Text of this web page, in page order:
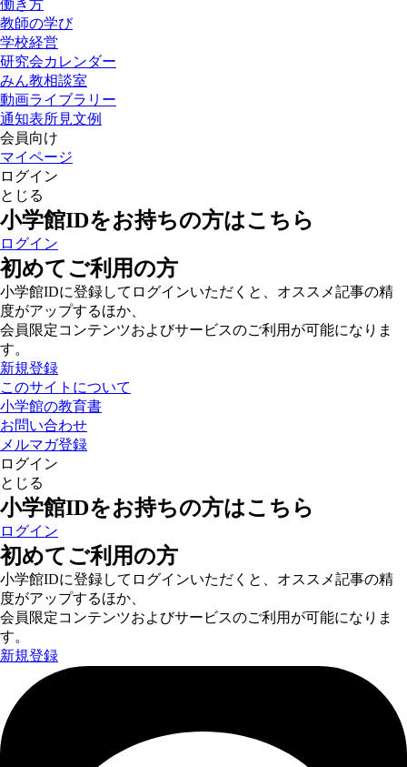
働き方
教師の学び
学校経営
研究会カレンダー
みん教相談室
動画ライブラリー
通知表所見文例
会員向け
マイページ
ログイン
とじる
小学館IDをお持ちの方はこちら
ログイン
初めてご利用の方
小学館IDに登録してログインいただくと、オススメ記事の精
度がアップするほか、
会員限定コンテンツおよびサービスのご利用が可能になりま
す。
新規登録
このサイトについて
小学館の教育書
お問い合わせ
メルマガ登録
ログイン
とじる
小学館IDをお持ちの方はこちら
ログイン
初めてご利用の方
小学館IDに登録してログインいただくと、オススメ記事の精
度がアップするほか、
会員限定コンテンツおよびサービスのご利用が可能になりま
す。
新規登録